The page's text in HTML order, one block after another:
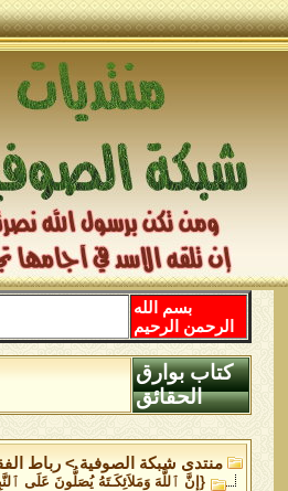
بسم الله
الرحمن الرحيم
كتاب بوارق
الحقائق
منتدى شبكة الصوفية >رباط
{إِنَّ ٱللَّهَ وَمَلاَئِكَـتَهُ يُصَلُّونَ عَلَى